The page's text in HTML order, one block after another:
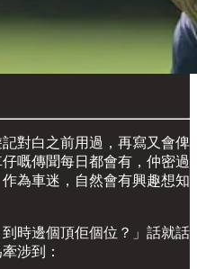
對白之前用過，再寫又會俾
嘅傳聞每日都會有，仲密過
為車迷，自然會有興趣想知
時邊個頂佢個位？」話就話
涉到：